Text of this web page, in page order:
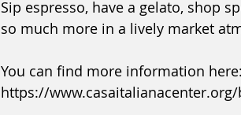
Sip espresso, have a gelato, shop
so much more in a lively market
You can find more information here:
https://